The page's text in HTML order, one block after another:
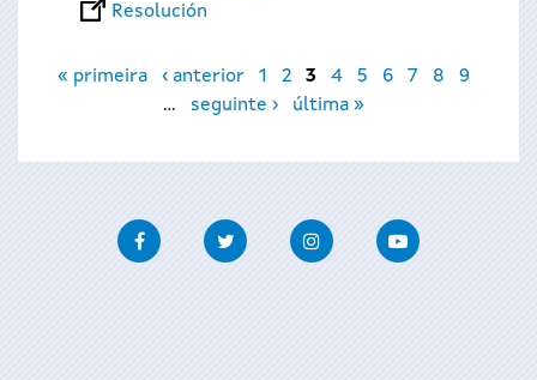
Resolución
Páginas
« primeira ‹ anterior 1 2 3 4 5 6 7 8
9
…
seguinte › última »
FacebookTwitter InstagramYoutube